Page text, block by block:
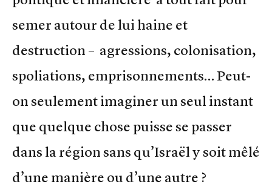
semer autour de lui haine et
destruction – agressions, colonisation,
spoliations, emprisonnements… Peut-
on seulement imaginer un seul instant
que quelque chose puisse se passer
dans la région sans qu’Israël y soit mêlé
d’une manière ou d’une autre ?